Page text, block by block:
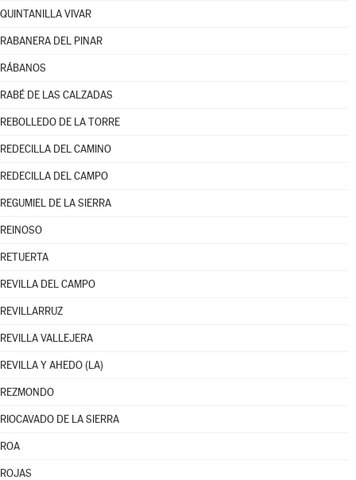
QUINTANILLA VIVAR
RABANERA DEL PINAR
RÁBANOS
RABÉ DE LAS CALZADAS
REBOLLEDO DE LA TORRE
REDECILLA DEL CAMINO
REDECILLA DEL CAMPO
REGUMIEL DE LA SIERRA
REINOSO
RETUERTA
REVILLA DEL CAMPO
REVILLARRUZ
REVILLA VALLEJERA
REVILLA Y AHEDO (LA)
REZMONDO
RIOCAVADO DE LA SIERRA
ROA
ROJAS